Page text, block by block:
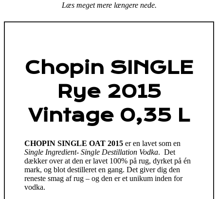
Læs meget mere længere nede.
Chopin SINGLE
Rye 2015
Vintage 0,35 L
CHOPIN SINGLE OAT 2015 er en lavet som en
Single Ingredient- Single Destillation Vodka. Det
dækker over at den er lavet 100% på rug, dyrket på én
mark, og blot destilleret en gang. Det giver dig den
reneste smag af rug – og den er et unikum inden for
vodka.